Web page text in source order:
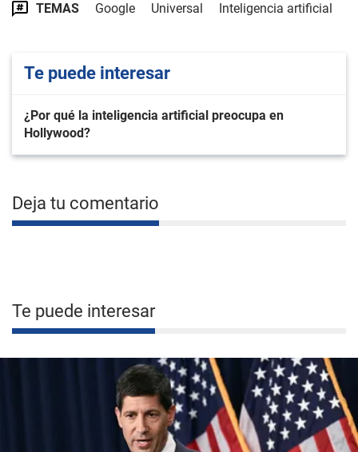
TEMAS Google Universal Inteligencia artificial
Te puede interesar
¿Por qué la inteligencia artificial preocupa en
Hollywood?
Deja tu comentario
Te puede interesar